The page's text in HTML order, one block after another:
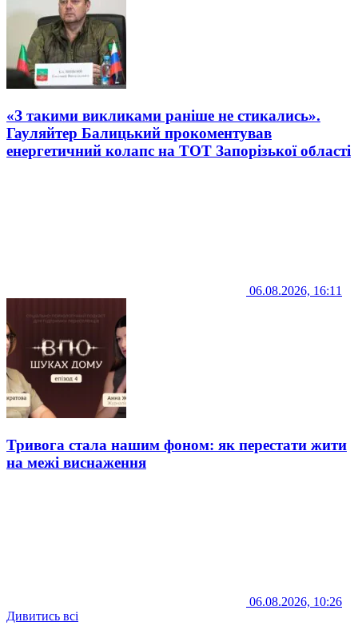
«З такими викликами раніше не стикались».
Гауляйтер Балицький прокоментував
енергетичний колапс на ТОТ Запорізької області
06.08.2026, 16:11
Тривога стала нашим фоном: як перестати жити
на межі виснаження
06.08.2026, 10:26
Дивитись всі